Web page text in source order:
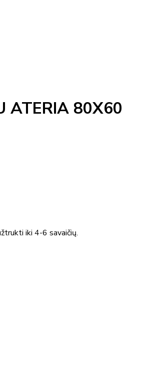
ATERIA 80X60
iki 4-6 savaičių.